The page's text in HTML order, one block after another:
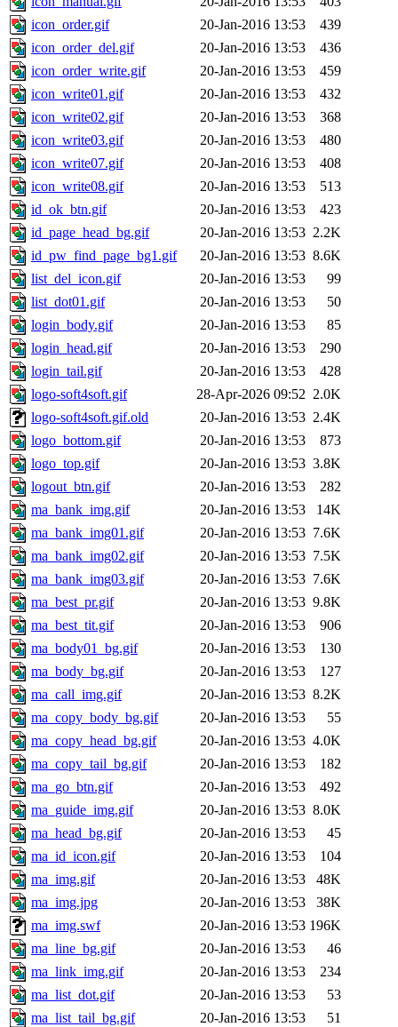
icon_order.gif
20-Jan-2016 13:53
439
icon_order_del.gif
20-Jan-2016 13:53
436
icon_order_write.gif
20-Jan-2016 13:53
459
icon_write01.gif
20-Jan-2016 13:53
432
icon_write02.gif
20-Jan-2016 13:53
368
icon_write03.gif
20-Jan-2016 13:53
480
icon_write07.gif
20-Jan-2016 13:53
408
icon_write08.gif
20-Jan-2016 13:53
513
id_ok_btn.gif
20-Jan-2016 13:53
423
id_page_head_bg.gif
20-Jan-2016 13:53 2.2K
id_pw_find_page_bg1.gif
20-Jan-2016 13:53 8.6K
list_del_icon.gif
20-Jan-2016 13:53
99
list_dot01.gif
20-Jan-2016 13:53
50
login_body.gif
20-Jan-2016 13:53
85
login_head.gif
20-Jan-2016 13:53
290
login_tail.gif
20-Jan-2016 13:53
428
logo-soft4soft.gif
28-Apr-2026 09:52 2.0K
logo-soft4soft.gif.old
20-Jan-2016 13:53 2.4K
logo_bottom.gif
20-Jan-2016 13:53
873
logo_top.gif
20-Jan-2016 13:53 3.8K
logout_btn.gif
20-Jan-2016 13:53
282
ma_bank_img.gif
20-Jan-2016 13:53
14K
ma_bank_img01.gif
20-Jan-2016 13:53 7.6K
ma_bank_img02.gif
20-Jan-2016 13:53 7.5K
ma_bank_img03.gif
20-Jan-2016 13:53 7.6K
ma_best_pr.gif
20-Jan-2016 13:53 9.8K
ma_best_tit.gif
20-Jan-2016 13:53
906
ma_body01_bg.gif
20-Jan-2016 13:53
130
ma_body_bg.gif
20-Jan-2016 13:53
127
ma_call_img.gif
20-Jan-2016 13:53 8.2K
ma_copy_body_bg.gif
20-Jan-2016 13:53
55
ma_copy_head_bg.gif
20-Jan-2016 13:53 4.0K
ma_copy_tail_bg.gif
20-Jan-2016 13:53
182
ma_go_btn.gif
20-Jan-2016 13:53
492
ma_guide_img.gif
20-Jan-2016 13:53 8.0K
ma_head_bg.gif
20-Jan-2016 13:53
45
ma_id_icon.gif
20-Jan-2016 13:53
104
ma_img.gif
20-Jan-2016 13:53
48K
ma_img.jpg
20-Jan-2016 13:53
38K
ma_img.swf
20-Jan-2016 13:53 196K
ma_line_bg.gif
20-Jan-2016 13:53
46
ma_link_img.gif
20-Jan-2016 13:53
234
ma_list_dot.gif
20-Jan-2016 13:53
53
ma_list_tail_bg.gif
20-Jan-2016 13:53
51